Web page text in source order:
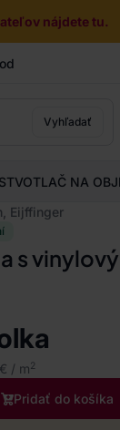
nájdete tu.
Vyhľadať
TLAČ NA
Eijffinger
s
/ m2
Pridať do košíka